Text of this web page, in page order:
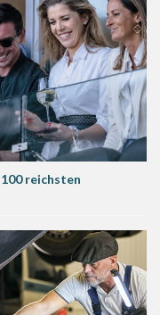
reichsten